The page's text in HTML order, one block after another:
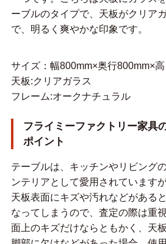
ーブルのタイプで、天板がクリア
で、明るく爽やかな印象です。
サイズ：幅800mm×奥行800mm×
天板:クリアガラス
フレーム:オークナチュラル
フライミーファクトリー家具
ポイント
テーブルは、キッチンやリビング
ンテリアとして愛用されています
天板表面にキズや汚れなどがある
なってしまうので、査定の際は重
面上のキズだけならともかく、天